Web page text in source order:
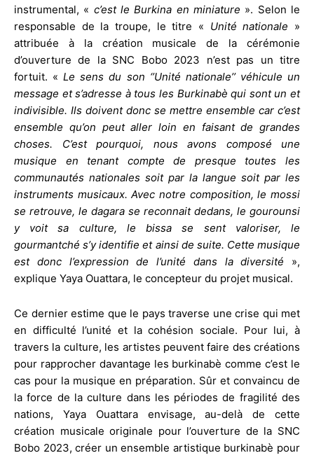
instrumental, « c’est le Burkina en miniature ». Selon le
responsable de la troupe, le titre « Unité nationale »
attribuée à la création musicale de la cérémonie
d’ouverture de la SNC Bobo 2023 n’est pas un titre
fortuit. «Le sens du son ‘’Unité nationale’’ véhicule un
message et s’adresse à tous les Burkinabè qui sont un et
indivisible. Ils doivent donc se mettre ensemble car c’est
ensemble qu’on peut aller loin en faisant de grandes
choses. C’est pourquoi, nous avons composé une
musique en tenant compte de presque toutes les
communautés nationales soit par la langue soit par les
instruments musicaux. Avec notre composition, le mossi
se retrouve, le dagara se reconnait dedans, le gourounsi
y voit sa culture, le bissa se sent valoriser, le
gourmantché s’y identifie et ainsi de suite. Cette musique
est donc l’expression de l’unité dans la diversité »,
explique Yaya Ouattara, le concepteur du projet musical.
Ce dernier estime que le pays traverse une crise qui met
en difficulté l’unité et la cohésion sociale. Pour lui, à
travers la culture, les artistes peuvent faire des créations
pour rapprocher davantage les burkinabè comme c’est le
cas pour la musique en préparation. Sûr et convaincu de
la force de la culture dans les périodes de fragilité des
nations, Yaya Ouattara envisage, au-delà de cette
création musicale originale pour l’ouverture de la SNC
Bobo 2023, créer un ensemble artistique burkinabè pour